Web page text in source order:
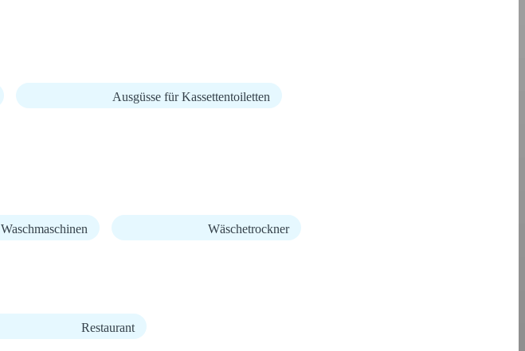
Ausgüsse für Kassettentoiletten
Waschmaschinen Wäschetrockner
Restaurant